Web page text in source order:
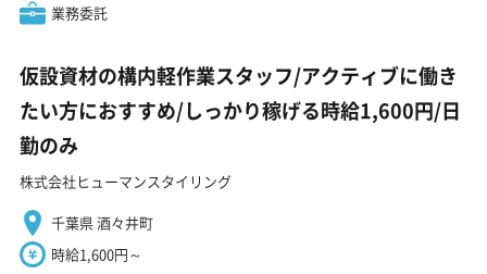
業務委託
仮設資材の構内軽作業スタッフ/アクティブに働き
たい方におすすめ/しっかり稼げる時給1,600円/日
勤のみ
株式会社ヒューマンスタイリング
千葉県 酒々井町
時給1,600円～